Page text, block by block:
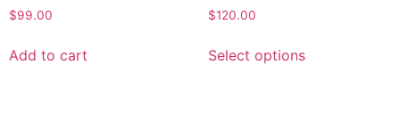
$99.00
Add to cart
$120.00
Select options